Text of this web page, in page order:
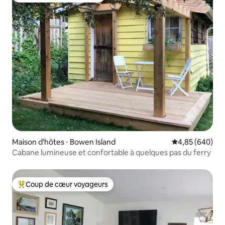
Maison d'hôtes ⋅ Bowen Island Évaluation
4,85 (640)
Cabane lumineuse et confortable à quelques pas du ferry
Coups de cœur voyageurs les plus appréciés
Coup de cœur voyageurs